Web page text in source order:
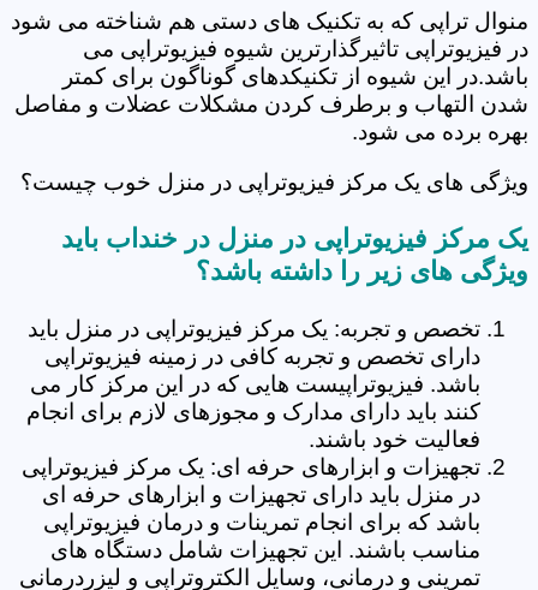
منوال تراپی که به تکنیک های دستی هم شناخته می شود
در فیزیوتراپی تاثیرگذارترین شیوه فیزیوتراپی می
باشد.در این شیوه از تکنیکدهای گوناگون برای کمتر
شدن التهاب و برطرف کردن مشکلات عضلات و مفاصل
بهره برده می شود.
ویژگی های یک مرکز فیزیوتراپی در منزل خوب چیست؟
یک مرکز فیزیوتراپی در منزل در خنداب باید
ویژگی های زیر را داشته باشد؟
تخصص و تجربه: یک مرکز فیزیوتراپی در منزل باید
دارای تخصص و تجربه کافی در زمینه فیزیوتراپی
باشد. فیزیوتراپیست هایی که در این مرکز کار می
کنند باید دارای مدارک و مجوزهای لازم برای انجام
فعالیت خود باشند.
تجهیزات و ابزارهای حرفه ای: یک مرکز فیزیوتراپی
در منزل باید دارای تجهیزات و ابزارهای حرفه ای
باشد که برای انجام تمرینات و درمان فیزیوتراپی
مناسب باشند. این تجهیزات شامل دستگاه های
تمرینی و درمانی، وسایل الکتروتراپی و لیزردرمانی